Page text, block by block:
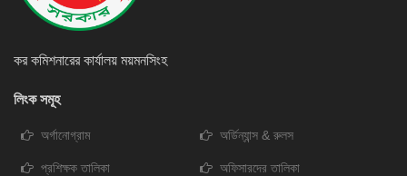
কর কমিশনারের কার্যালয় ময়মনসিংহ
লিংক সমূহ
অর্গানোগ্রাম অর্ডিন্যান্স & রুলস
প্রশিক্ষক তালিকা অফিসারদের তালিকা